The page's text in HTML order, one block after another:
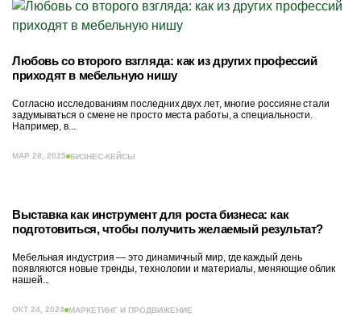
Любовь со второго взгляда: как из других профессий
приходят в мебельную нишу
Согласно исследованиям последних двух лет, многие россияне стали
задумываться о смене не просто места работы, а специальности.
Например, в...
МАР 28, 2025 БИЗНЕС-КЕЙСЫ
Выставка как инструмент для роста бизнеса: как
подготовиться, чтобы получить желаемый результат?
Мебельная индустрия — это динамичный мир, где каждый день
появляются новые тренды, технологии и материалы, меняющие облик
нашей...
ОКТ 24, 2024 МАРКЕТИНГ И ПРОДВИЖЕНИЕ